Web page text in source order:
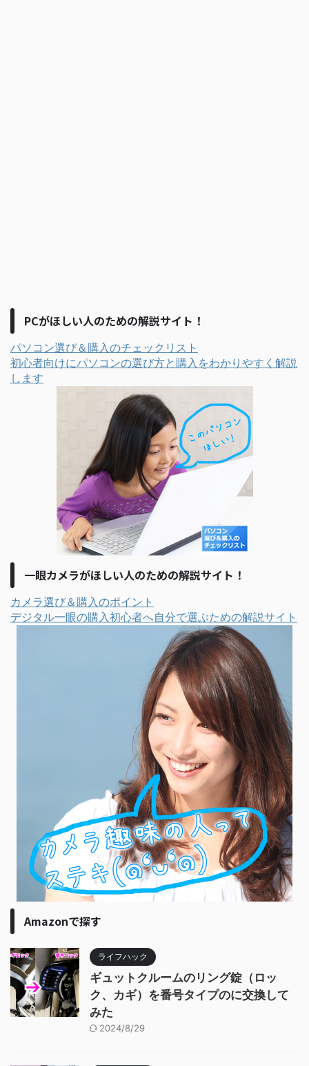
PCがほしい人のための解説サイト！
パソコン選び＆購入のチェックリスト
初心者向けにパソコンの選び方と購入をわかりやすく解説
します
一眼カメラがほしい人のための解説サイト！
カメラ選び＆購入のポイント
デジタル一眼の購入初心者へ自分で選ぶための解説サイト
Amazonで探す
ライフハック
ギュットクルームのリング錠（ロッ
ク、カギ）を番号タイプのに交換して
みた
2024/8/29